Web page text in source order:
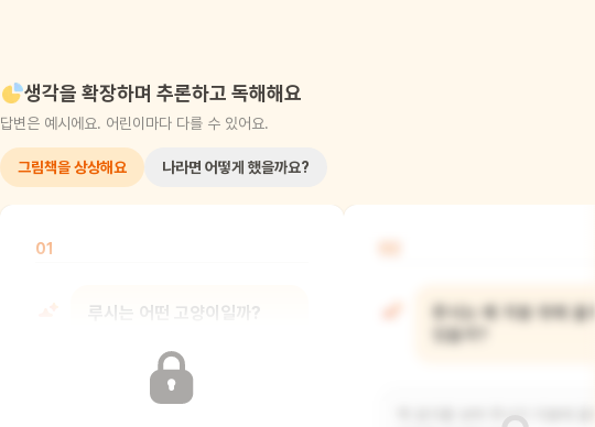
생각을 확장하며 추론하고 독해해요
답변은 예시에요. 어린이마다 다를 수 있어요.
그림책을 상상해요 나라면 어떻게 했을까요?
01
루시는 어떤 고양이일까?
책 표지를 보며 루시는 어떤 고양이일지
루시는 왜 지붕 위에 올
있을까?